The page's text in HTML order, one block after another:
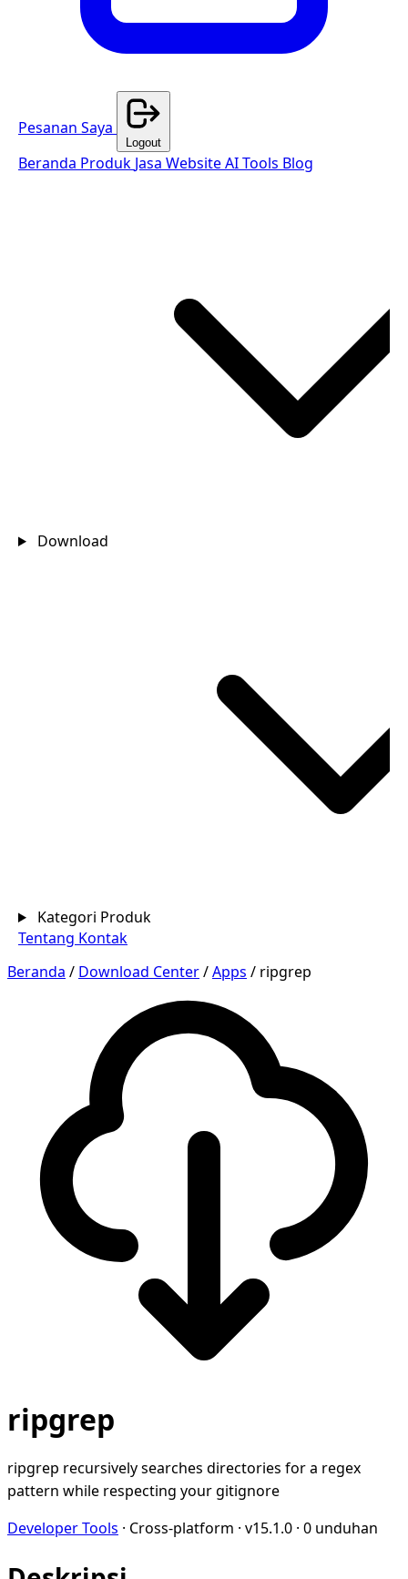
Pesanan Saya
Logout
Beranda Produk Jasa WebsiteAI Tools Blog
Download
Kategori Produk
Tentang Kontak
Beranda / Download Center/Apps / ripgrep
ripgrep
ripgrep recursively searches directories for a regex
pattern while respecting your gitignore
Developer Tools · Cross-platform · v15.1.0 · 0 unduhan